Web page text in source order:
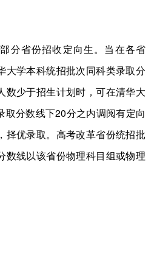
分省份招收定向生。当在各省
大学本科统招批次同科类录取分
数少于招生计划时，可在清华大
取分数线下20分之内调阅有定向
择优录取。高考改革省份统招批
数线以该省份物理科目组或物理